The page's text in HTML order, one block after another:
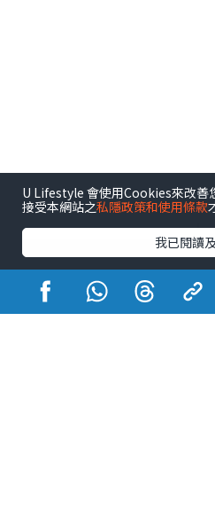
港玩港食港生活
U Lifestyle 會使用Cookies來改善
接受本網站之私隱政策和使用條款
我已閱讀